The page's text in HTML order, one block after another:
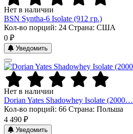
Нет в наличии
BSN Syntha-6 Isolate (912 гр.)
Кол-во порций: 24 Страна: США
0 ₽
Уведомить
Нет в наличии
Dorian Yates Shadowhey Isolate (2000…
Кол-во порций: 66 Страна: Польша
4 490 ₽
Уведомить